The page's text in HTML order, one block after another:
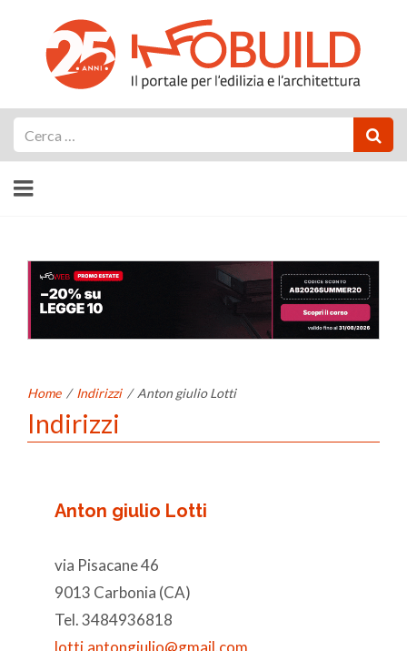
Home / Indirizzi / Anton giulio Lotti
Indirizzi
Anton giulio Lotti
via Pisacane 46
9013 Carbonia (CA)
Tel. 3484936818
lotti.antongiulio@gmail.com